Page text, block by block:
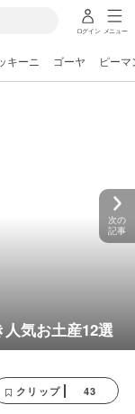
ログイン メニュー
キーニ ゴーヤ ピーマ
気お土産12選
次の
記事
クリップ 43